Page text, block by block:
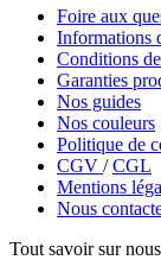
Foire aux
Informations
Conditions
Garanties
Nos guides
Nos couleurs
Politique de
CGV /CGL
Mentions
Nous
Tout savoir sur nous